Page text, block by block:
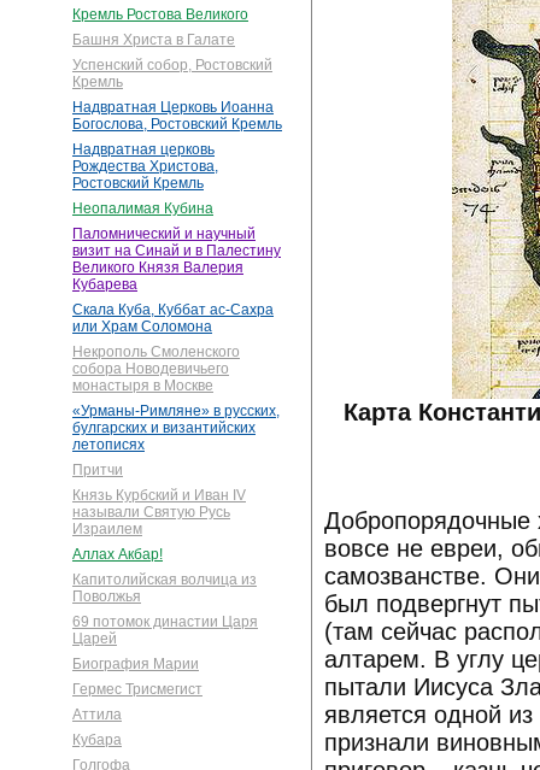
Кремль Ростова Великого
Башня Христа в Галате
Успенский собор, Ростовский
Кремль
Надвратная Церковь Иоанна
Богослова, Ростовский Кремль
Надвратная церковь
Рождества Христова,
Ростовский Кремль
Неопалимая Кубина
Паломнический и научный
визит на Синай и в Палестину
Великого Князя Валерия
Кубарева
Скала Куба, Куббат ас-Сахра
или Храм Соломона
Некрополь Смоленского
собора Новодевичьего
монастыря в Москве
«Урманы-Римляне» в русских,
булгарских и византийских
летописях
Притчи
Князь Курбский и Иван IV
называли Святую Русь
Израилем
Аллах Акбар!
Капитолийская волчица из
Поволжья
69 потомок династии Царя
Царей
Биография Марии
Гермес Трисмегист
Аттила
Кубара
Голгофа
Карта
Добропорядочные
вовсе не евреи,
самозванстве.
был подвергнут
(там сейчас
алтарем. В углу
пытали Иисуса
является одной
признали